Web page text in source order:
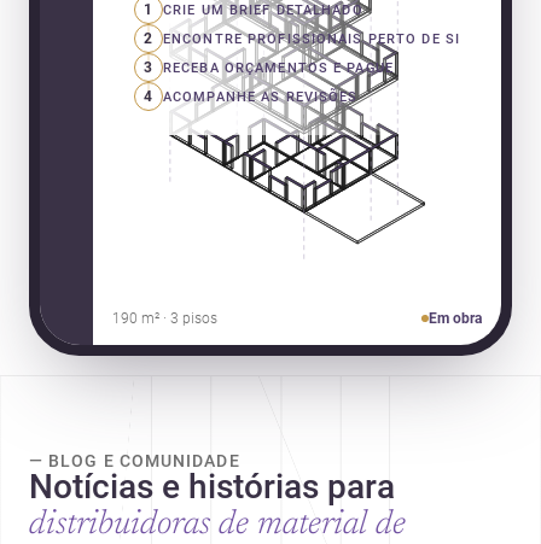
1 CRIE UM BRIEF DETALHADO
2 ENCONTRE PROFISSIONAIS PERTO DE SI
3 RECEBA ORÇAMENTOS E PAGUE
4 ACOMPANHE AS REVISÕES
190 m² · 3 pisos Em obra
— BLOG E COMUNIDADE
Notícias e histórias para
distribuidoras de material de